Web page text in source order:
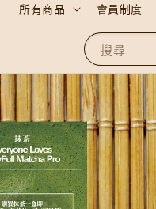
搜尋
所有商品 會員制度